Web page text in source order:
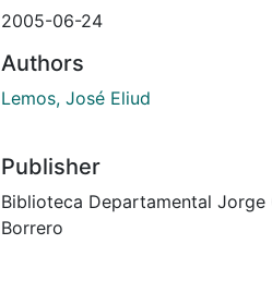
2005-06-24
Authors
Lemos, José Eliud
Publisher
Biblioteca Departamental Jorge
Borrero